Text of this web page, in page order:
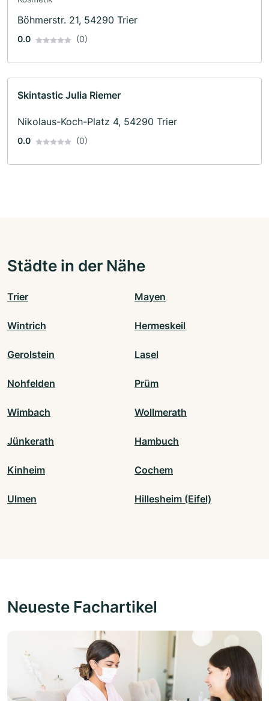
Böhmerstr. 21, 54290 Trier
0.0 (0)
Skintastic Julia Riemer
Nikolaus-Koch-Platz 4, 54290 Trier
0.0 (0)
Städte in der Nähe
Trier Mayen
Wintrich Hermeskeil
Gerolstein Lasel
Nohfelden Prüm
Wimbach Wollmerath
Jünkerath Hambuch
Kinheim Cochem
Ulmen Hillesheim (Eifel)
Neueste Fachartikel